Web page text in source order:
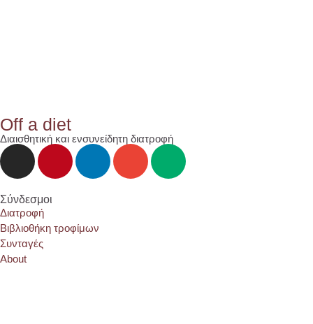
Off a diet
Διαισθητική και ενσυνείδητη διατροφή
Σύνδεσμοι
Διατροφή
Βιβλιοθήκη τροφίμων
Συνταγές
About